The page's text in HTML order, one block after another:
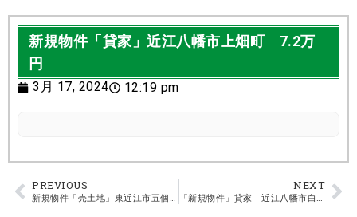
新規物件「貸家」近江八幡市上畑町 7.2万
円
3月 17, 2024 12:19 pm
PREVIOUS
新規物件「売土地」東近江市五個荘小幡町
NEXT
「新規物件」貸家 近江八幡市白王町 5.9万円